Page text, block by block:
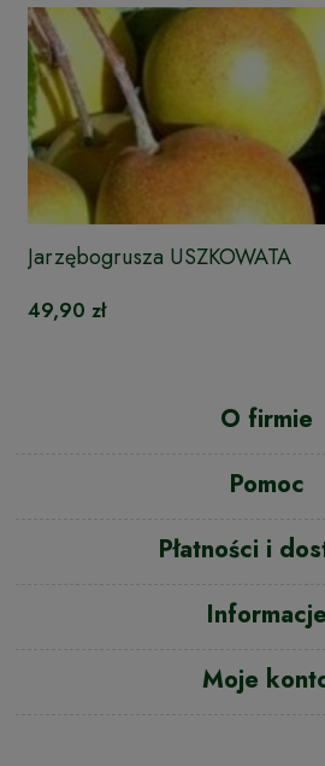
Jarzębogrusza USZKOWATA
49,90 zł
O firmie
Pomoc
Płatności i
Informacje
Moje